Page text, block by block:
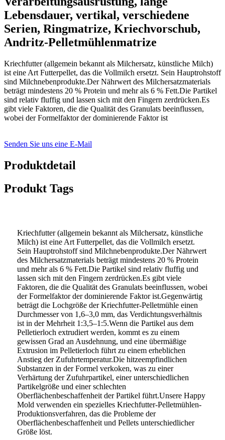
Lebensdauer, vertikal, verschiedene
Serien, Ringmatrize, Kriechvorschub,
Andritz-Pelletmühlenmatrize
Kriechfutter (allgemein bekannt als Milchersatz, künstliche Milch)
ist eine Art Futterpellet, das die Vollmilch ersetzt. Sein Hauptrohstoff
sind Milchnebenprodukte.Der Nährwert des Milchersatzmaterials
beträgt mindestens 20 % Protein und mehr als 6 % Fett.Die Partikel
sind relativ fluffig und lassen sich mit den Fingern zerdrücken.Es
gibt viele Faktoren, die die Qualität des Granulats beeinflussen,
wobei der Formelfaktor der dominierende Faktor ist
Senden Sie uns eine E-Mail
Produktdetail
Produkt Tags
Kriechfutter (allgemein bekannt als Milchersatz, künstliche
Milch) ist eine Art Futterpellet, das die Vollmilch ersetzt.
Sein Hauptrohstoff sind Milchnebenprodukte.Der Nährwert
des Milchersatzmaterials beträgt mindestens 20 % Protein
und mehr als 6 % Fett.Die Partikel sind relativ fluffig und
lassen sich mit den Fingern zerdrücken.Es gibt viele
Faktoren, die die Qualität des Granulats beeinflussen, wobei
der Formelfaktor der dominierende Faktor ist.Gegenwärtig
beträgt die Lochgröße der Kriechfutter-Pelletmühle einen
Durchmesser von 1,6–3,0 mm, das Verdichtungsverhältnis
ist in der Mehrheit 1:3,5–1:5.Wenn die Partikel aus dem
Pelletierloch extrudiert werden, kommt es zu einem
gewissen Grad an Ausdehnung, und eine übermäßige
Extrusion im Pelletierloch führt zu einem erheblichen
Anstieg der Zufuhrtemperatur.Die hitzeempfindlichen
Substanzen in der Formel verkoken, was zu einer
Verhärtung der Zufuhrpartikel, einer unterschiedlichen
Partikelgröße und einer schlechten
Oberflächenbeschaffenheit der Partikel führt.Unsere Happy
Mold verwenden ein spezielles Kriechfutter-Pelletmühlen-
Produktionsverfahren, das die Probleme der
Oberflächenbeschaffenheit und Pellets unterschiedlicher
Größe löst.